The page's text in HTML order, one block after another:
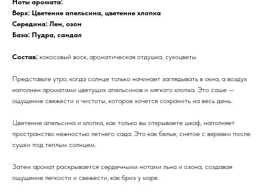
Ноты аромата:
Верх: Цветение апельсина, цветение хлопка
Середина: Лен, озон
База: Пудра, сандал
Состав: кокосовый воск, ароматическая отдушка, сухоцветы
Представьте утро, когда солнце только начинает заглядывать в окна, а воздух
наполнен ароматами цветущих апельсинов и мягкого хлопка. Это саше —
ощущение свежести и чистоты, которое хочется сохранить на весь день.
Цветение апельсина и хлопка, как только вы открываете шкаф, наполняет
пространство нежностью летнего сада. Это как белье, снятое с веревки после
сушки под теплым солнцем.
Затем аромат раскрывается сердечными нотами льна и озона, создавая
ощущение легкости и свежести, как бриз у моря.